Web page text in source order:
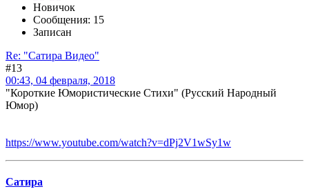
Новичок
Сообщения: 15
Записан
Re: "Сатира Видео"
#13
00:43, 04 февраля, 2018
"Короткие Юмористические Стихи" (Русский Народный
Юмор)
https://www.youtube.com/watch?v=dPj2V1wSy1w
Сатира